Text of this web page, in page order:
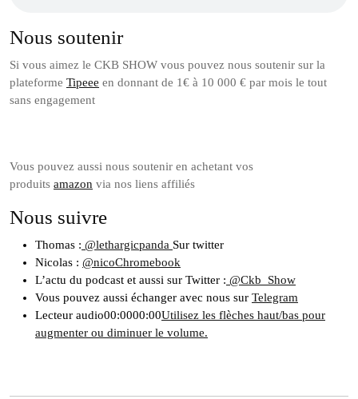
Nous soutenir
Si vous aimez le CKB SHOW vous pouvez nous soutenir sur la
plateforme Tipeee en donnant de 1€ à 10 000 € par mois le tout
sans engagement
Vous pouvez aussi nous soutenir en achetant vos
produits amazon via nos liens affiliés
Nous suivre
Thomas : @lethargicpanda Sur twitter
Nicolas : @nicoChromebook
L’actu du podcast et aussi sur Twitter : @Ckb_Show
Vous pouvez aussi échanger avec nous sur Telegram
Lecteur audio00:0000:00Utilisez les flèches haut/bas pour
augmenter ou diminuer le volume.